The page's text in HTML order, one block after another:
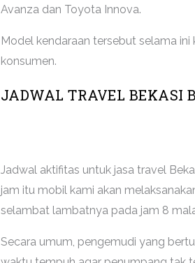
Avanza dan Toyota Innova.
Model kendaraan tersebut selama
konsumen.
JADWAL TRAVEL BEKASI
Jadwal aktifitas untuk jasa travel
jam itu mobil kami akan
selambat lambatnya pada jam 8
Secara umum, pengemudi yang